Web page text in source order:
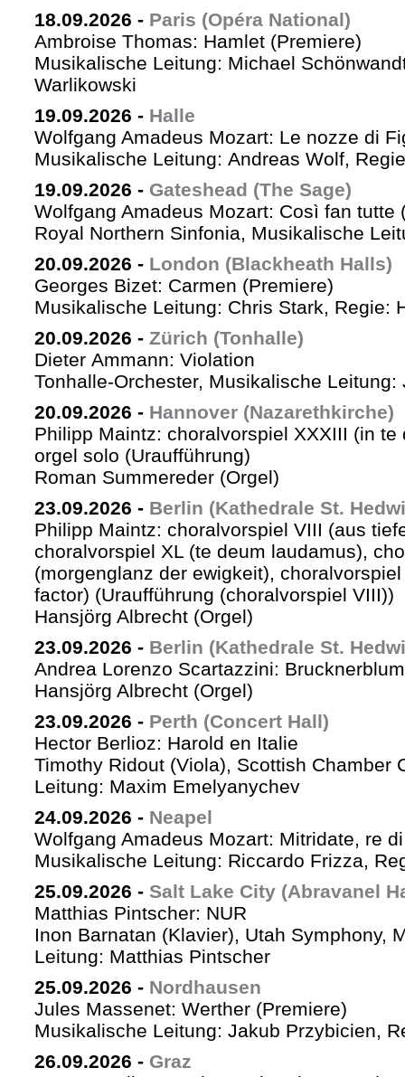
18.09.2026 - Paris (Opéra National)
Ambroise Thomas: Hamlet (Premiere)
Musikalische Leitung: Michael
Warlikowski
19.09.2026 - Halle
Wolfgang Amadeus Mozart: Le nozze di
Musikalische Leitung: Andreas Wolf,
19.09.2026 - Gateshead (The Sage)
Wolfgang Amadeus Mozart: Così fan tutte
Royal Northern Sinfonia, Musikalische
20.09.2026 - London (Blackheath Halls)
Georges Bizet: Carmen (Premiere)
Musikalische Leitung: Chris Stark, Regie:
20.09.2026 - Zürich (Tonhalle)
Dieter Ammann: Violation
Tonhalle-Orchester, Musikalische Leitung:
20.09.2026 - Hannover (Nazarethkirche)
Philipp Maintz: choralvorspiel XXXIII (in te
orgel solo (Uraufführung)
Roman Summereder (Orgel)
23.09.2026 - Berlin (Kathedrale St.
Philipp Maintz: choralvorspiel VIII (aus
choralvorspiel XL (te deum laudamus),
(morgenglanz der ewigkeit),
factor) (Uraufführung (choralvorspiel VIII))
Hansjörg Albrecht (Orgel)
23.09.2026 - Berlin (Kathedrale St.
Andrea Lorenzo Scartazzini:
Hansjörg Albrecht (Orgel)
23.09.2026 - Perth (Concert Hall)
Hector Berlioz: Harold en Italie
Timothy Ridout (Viola), Scottish Chamber
Leitung: Maxim Emelyanychev
24.09.2026 - Neapel
Wolfgang Amadeus Mozart: Mitridate, re
Musikalische Leitung: Riccardo Frizza,
25.09.2026 - Salt Lake City (Abravanel
Matthias Pintscher: NUR
Inon Barnatan (Klavier), Utah Symphony,
Leitung: Matthias Pintscher
25.09.2026 - Nordhausen
Jules Massenet: Werther (Premiere)
Musikalische Leitung: Jakub Przybicien,
26.09.2026 - Graz